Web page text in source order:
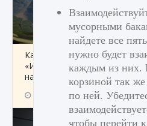
Как исправить ошибку
«Идет сохранение мира —
начать сохранение данных
9 августа 2024 2
мусорными
найдете все
нужно будет
каждым из них.
корзиной так
по ней.
чтобы перейти